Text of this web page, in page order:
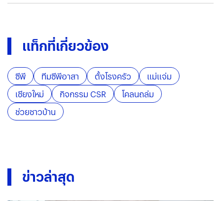
แท็กที่เกี่ยวข้อง
ซีพี ทีมซีพีอาสา ตั้งโรงครัว
แม่แจ่ม
เชียงใหม่
กิจกรรม CSR
โคลนถล่ม
ช่วยชาวบ้าน
ข่าวล่าสุด